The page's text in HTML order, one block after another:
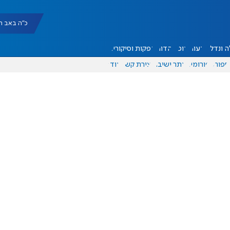
כ"ה באב תשפ"ו
ונדל"ן דעות אוכל יהדות הפקות וסיקורים
ספורט פורומים אתר ישיבה יצירת קשר עוד